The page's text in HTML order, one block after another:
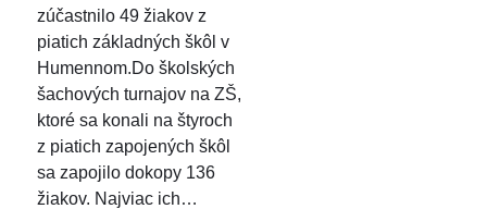
zúčastnilo 49 žiakov z
piatich základných škôl v
Humennom.Do školských
šachových turnajov na ZŠ,
ktoré sa konali na štyroch
z piatich zapojených škôl
sa zapojilo dokopy 136
žiakov. Najviac ich…